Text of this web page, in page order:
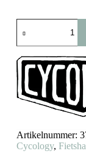
fietshandschoenen
Frida
(wit)
aantal
Artikelnummer:
Cycology,